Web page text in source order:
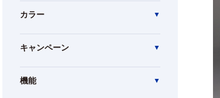
カラー
キャンペーン
機能